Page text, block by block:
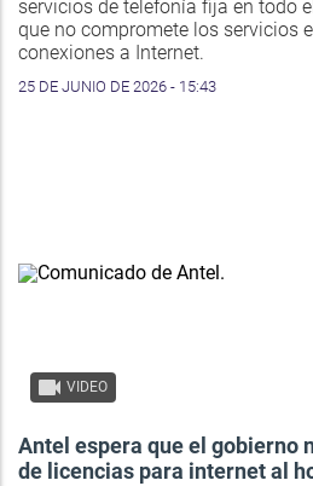
servicios de telefonía fija en todo
que no compromete los servicios
conexiones a Internet.
25 DE JUNIO DE 2026 - 15:43
VIDEO
Antel espera que el gobierno
de licencias para internet al